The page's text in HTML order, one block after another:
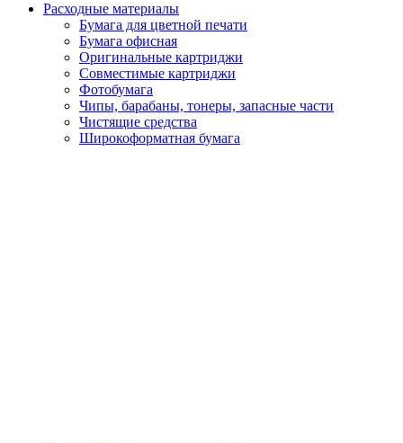
Расходные материалы
Бумага для цветной печати
Бумага офисная
Оригинальные картриджи
Совместимые картриджи
Фотобумага
Чипы, барабаны, тонеры, запасные части
Чистящие средства
Широкоформатная бумага